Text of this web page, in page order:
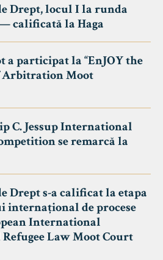
Drept, locul I la runda
calificată la Haga
a participat la “EnJOY the
Arbitration Moot
C. Jessup International
se remarcă la
Drept s-a calificat la etapa
internațional de procese
International
Law Moot Court